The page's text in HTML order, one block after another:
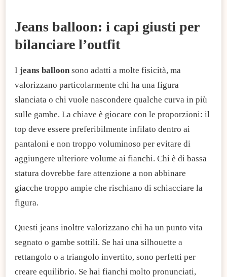
Jeans balloon: i capi giusti per
bilanciare l’outfit
I jeans balloon sono adatti a molte fisicità, ma
valorizzano particolarmente chi ha una figura
slanciata o chi vuole nascondere qualche curva in più
sulle gambe. La chiave è giocare con le proporzioni: il
top deve essere preferibilmente infilato dentro ai
pantaloni e non troppo voluminoso per evitare di
aggiungere ulteriore volume ai fianchi. Chi è di bassa
statura dovrebbe fare attenzione a non abbinare
giacche troppo ampie che rischiano di schiacciare la
figura.
Questi jeans inoltre valorizzano chi ha un punto vita
segnato o gambe sottili. Se hai una silhouette a
rettangolo o a triangolo invertito, sono perfetti per
creare equilibrio. Se hai fianchi molto pronunciati,